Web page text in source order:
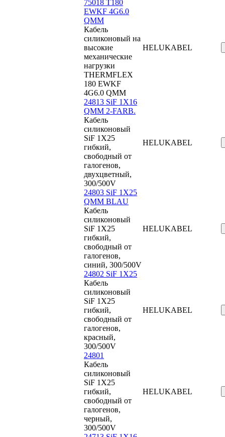
75018 T180
EWKF 4G6.0
QMM
Кабель
силиконовый на
высокие
механические
нагрузки
THERMFLEX
180 EWKF
4G6.0 QMM
HELUKABEL
24813 SiF 1X16
QMM 2-FARB.
Кабель
силиконовый
SiF 1X25
гибкий,
свободный от
галогенов,
двухцветный,
300/500V
HELUKABEL
24803 SiF 1X25
QMM BLAU
Кабель
силиконовый
SiF 1X25
гибкий,
свободный от
галогенов,
синий, 300/500V
HELUKABEL
24802 SiF 1X25
Кабель
силиконовый
SiF 1X25
гибкий,
свободный от
галогенов,
красный,
300/500V
HELUKABEL
24801
Кабель
силиконовый
SiF 1X25
гибкий,
свободный от
галогенов,
черный,
300/500V
HELUKABEL